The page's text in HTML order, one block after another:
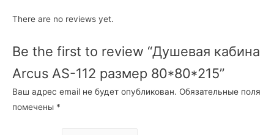
There are no reviews yet.
Be the first to review “Душевая кабина
Arcus AS-112 размер 80*80*215”
Ваш адрес email не будет опубликован. Обязательные поля
помечены *